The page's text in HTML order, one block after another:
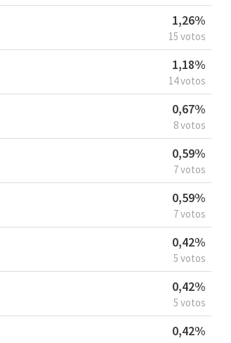
1,26%
15 votos
1,18%
14 votos
0,67%
8 votos
0,59%
7 votos
0,59%
7 votos
0,42%
5 votos
0,42%
5 votos
0,42%